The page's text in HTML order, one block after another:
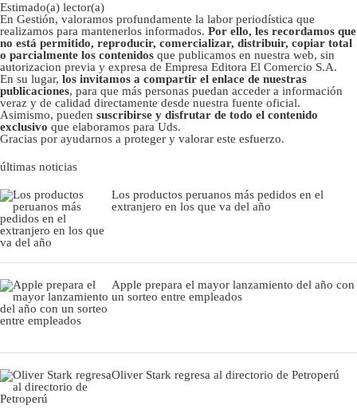
Estimado(a) lector(a)
En Gestión, valoramos profundamente la labor periodística que
realizamos para mantenerlos informados. Por ello, les recordamos que
no está permitido, reproducir, comercializar, distribuir, copiar total
o parcialmente los contenidos que publicamos en nuestra web, sin
autorizacion previa y expresa de Empresa Editora El Comercio S.A.
En su lugar, los invitamos a compartir el enlace de nuestras
publicaciones, para que más personas puedan acceder a información
veraz y de calidad directamente desde nuestra fuente oficial.
Asimismo, pueden suscribirse y disfrutar de todo el contenido
exclusivo que elaboramos para Uds.
Gracias por ayudarnos a proteger y valorar este esfuerzo.
últimas noticias
Los productos peruanos más pedidos en el
extranjero en los que va del año
Apple prepara el mayor lanzamiento del año con
un sorteo entre empleados
Oliver Stark regresa al directorio de Petroperú